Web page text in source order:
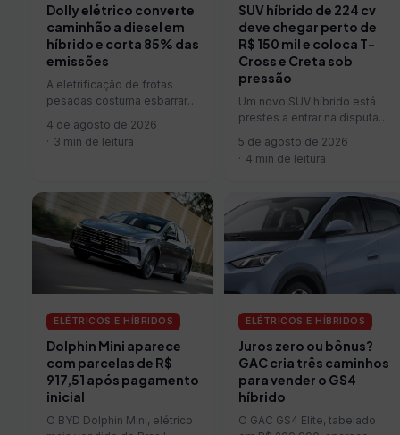
Dolly elétrico converte
caminhão a diesel em
híbrido e corta 85% das
emissões
A eletrificação de frotas
pesadas costuma esbarrar
elétricos, que custam o
dobro ou o…
4 de agosto de 2026
3 min de leitura
SUV híbrido de 224 cv
deve chegar perto de
R$ 150 mil e coloca T-
Cross e Creta sob
pressão
Um novo SUV híbrido está
prestes a entrar na disputa
brasileiro, a dos compactos.
5 de agosto de 2026
4 min de leitura
ELÉTRICOS E HÍBRIDOS
Dolphin Mini aparece
com parcelas de R$
917,51 após pagamento
inicial
O BYD Dolphin Mini, elétrico
ELÉTRICOS E HÍBRIDOS
Juros zero ou bônus?
GAC cria três caminhos
para vender o GS4
híbrido
O GAC GS4 Elite, tabelado